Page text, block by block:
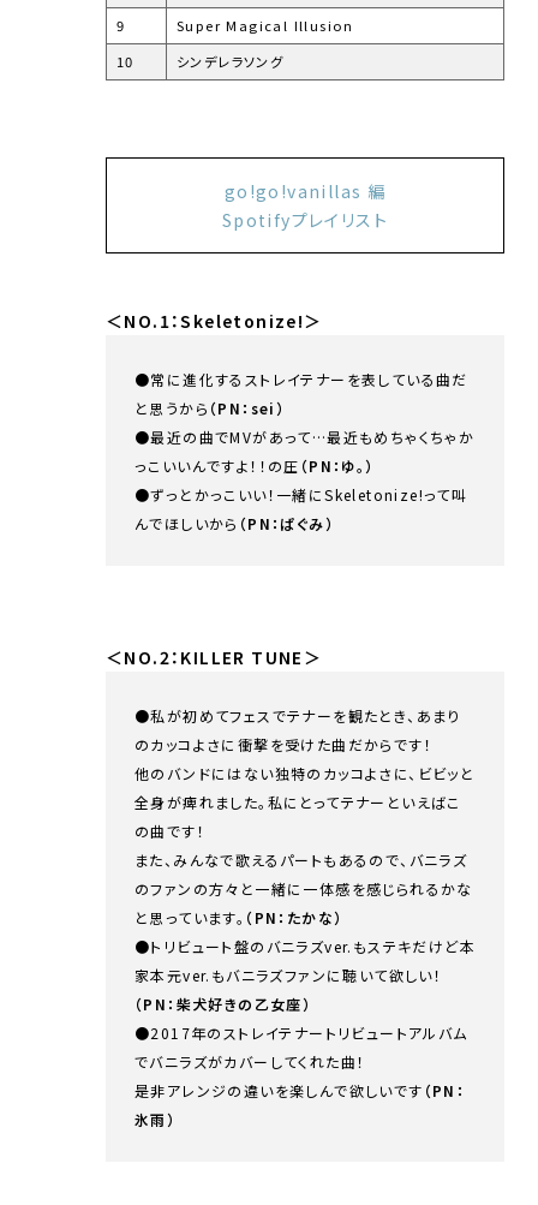
9
Super Magical Illusion
10
シンデレラソング
go!go!vanillas 編
Spotifyプレイリスト
＜NO.1：Skeletonize!＞
●常に進化するストレイテナーを表している曲だ
と思うから （PN：sei）
●最近の曲でMVがあって…最近もめちゃくちゃか
っこいいんですよ！！の圧 （PN：ゆ。）
●ずっとかっこいい！一緒にSkeletonize!って叫
んでほしいから （PN：ぱぐみ）
＜NO.2：KILLER TUNE＞
●私が初めてフェスでテナーを観たとき、あまり
のカッコよさに衝撃を受けた曲だからです！
他のバンドにはない独特のカッコよさに、ビビッと
全身が痺れました。私にとってテナーといえばこ
の曲です！
また、みんなで歌えるパートもあるので、バニラズ
のファンの方々と一緒に一体感を感じられるかな
と思っています。 （PN：たかな）
●トリビュート盤のバニラズver.もステキだけど本
家本元ver.もバニラズファンに聴いて欲しい！
（PN：柴犬好きの乙女座）
●2017年のストレイテナートリビュートアルバム
でバニラズがカバーしてくれた曲！
是非アレンジの違いを楽しんで欲しいです （PN：
氷雨）